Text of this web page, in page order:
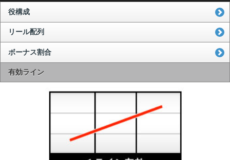
役構成
リール配列
ボーナス割合
有効ライン